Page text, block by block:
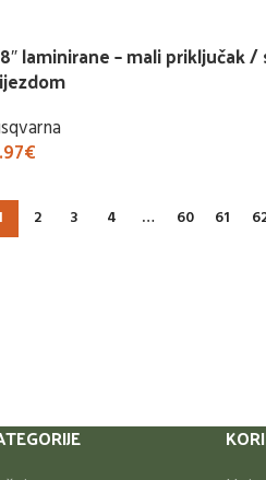
laminirane – mali priključak /
€
2 3 4 … 60 61